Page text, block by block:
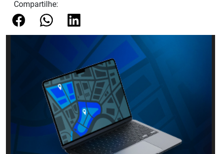
Compartilhe: